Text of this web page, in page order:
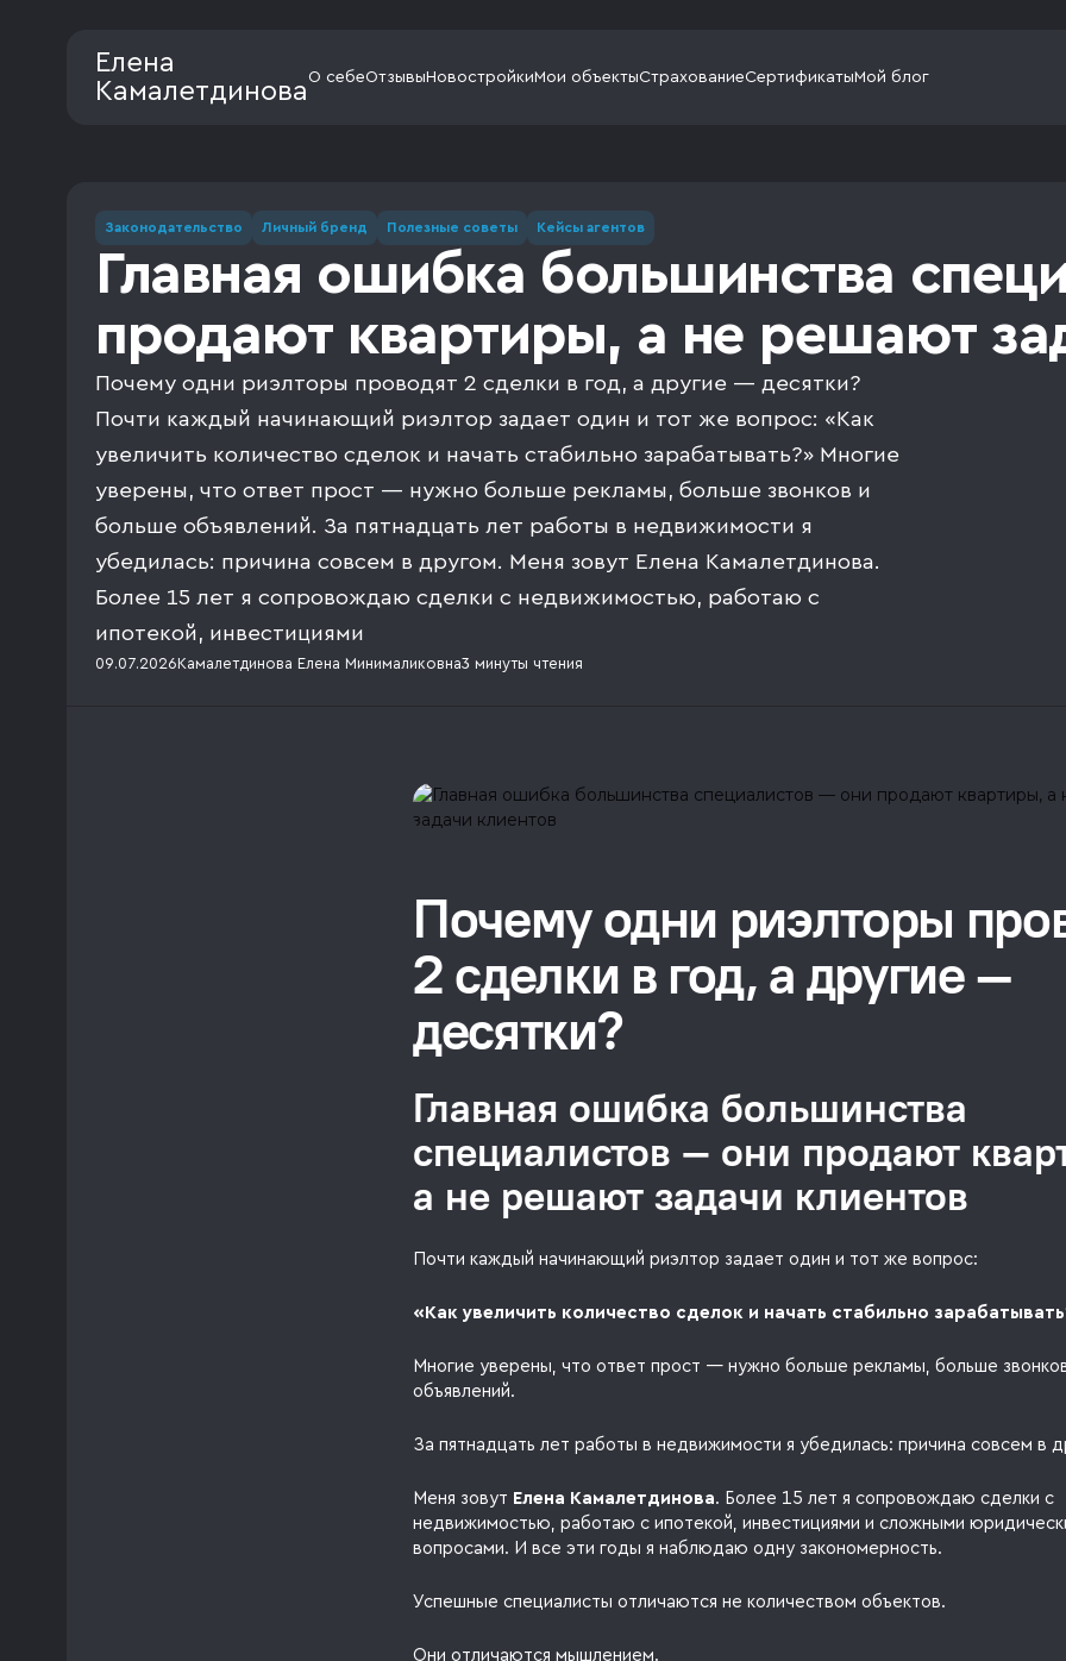
Елена
Камалетдинова О себеОтзывы НовостройкиМои объектыСтрахованиеСертификатыМой блог
Законодательство Личный бренд Полезные советы Кейсы агентов
Главная ошибка большинства
продают квартиры, а не решают
Почему одни риэлторы проводят 2 сделки в год, а другие — десятки?
Почти каждый начинающий риэлтор задает один и тот же вопрос: «Как
увеличить количество сделок и начать стабильно зарабатывать?» Многие
уверены, что ответ прост — нужно больше рекламы, больше звонков и
больше объявлений. За пятнадцать лет работы в недвижимости я
убедилась: причина совсем в другом. Меня зовут Елена Камалетдинова.
Более 15 лет я сопровождаю сделки с недвижимостью, работаю с
ипотекой, инвестициями
09.07.2026 Камалетдинова Елена Минималиковна3 минуты чтения
Почему одни риэлторы
2 сделки в год, а другие —
десятки?
Главная ошибка большинства
специалистов — они продают
а не решают задачи клиентов
Почти каждый начинающий риэлтор задает один и тот же вопрос:
«Как увеличить количество сделок и начать стабильно
Многие уверены, что ответ прост — нужно больше рекламы, больше
объявлений.
За пятнадцать лет работы в недвижимости я убедилась: причина совсем в
Меня зовут Елена Камалетдинова. Более 15 лет я сопровождаю сделки с
недвижимостью, работаю с ипотекой, инвестициями и сложными
вопросами. И все эти годы я наблюдаю одну закономерность.
Успешные специалисты отличаются не количеством объектов.
Они отличаются мышлением.